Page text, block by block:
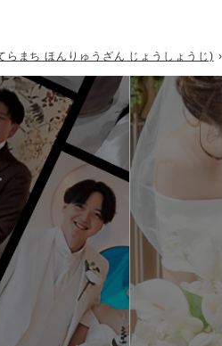
らまち ほんりゅうざん じょうしょうじ)